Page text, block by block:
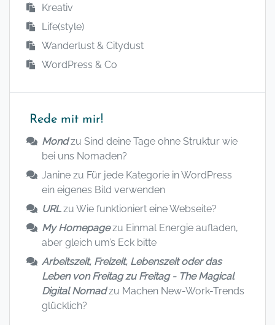
Kreativ
Life(style)
Wanderlust & Citydust
WordPress & Co
Rede mit mir!
Mondzu Sind deine Tage ohne Struktur wie
bei uns Nomaden?
Janine zu Für jede Kategorie in WordPress
ein eigenes Bild verwenden
URLzu Wie funktioniert eine Webseite?
My Homepagezu Einmal Energie aufladen,
aber gleich um’s Eck bitte
Arbeitszeit, Freizeit, Lebenszeit oder das
Leben von Freitag zu Freitag - The Magical
Digital Nomadzu Machen New-Work-Trends
glücklich?